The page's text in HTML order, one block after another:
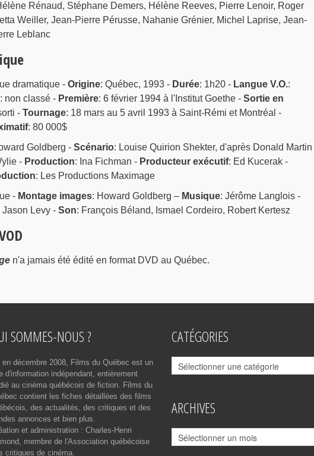
Rénaud, Stéphane Demers, Hélène Reeves, Pierre Lenoir, Roger
Weiller, Jean-Pierre Pérusse, Nahanie Grénier, Michel Laprise, Jean-
Leblanc
dramatique - Origine: Québec, 1993 - Durée: 1h20 - Langue V.O.:
: non classé - Première: 6 février 1994 à l'Institut Goethe - Sortie en
- Tournage: 18 mars au 5 avril 1993 à Saint-Rémi et Montréal -
: 80 000$
Goldberg - Scénario: Louise Quirion Shekter, d'après Donald Martin
- Production: Ina Fichman - Producteur exécutif: Ed Kucerak -
: Les Productions Maximage
- Montage images: Howard Goldberg – Musique: Jérôme Langlois -
Jason Levy - Son: François Béland, Ismael Cordeiro, Robert Kertesz
n'a jamais été édité en format DVD au Québec.
SOMMES-NOUS ?
en décembre 2008, Films du Québec est un
d'information indépendant, entièrement
au cinéma québécois de fiction. Films du
contient les fiches détaillées des films
des actualités, des critiques et des
annonces et bien plus.
et administration : Charles-Henri
membre de l'Association québécoise
critiques de cinéma.
CATÉGORIES
Catégories
ARCHIVES
Archives